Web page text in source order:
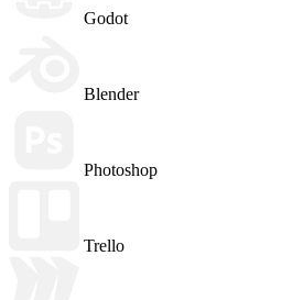
Godot
Blender
Photoshop
Trello